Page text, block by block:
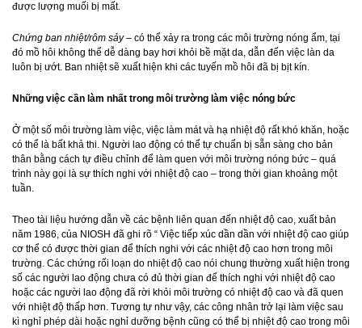
được lượng muối bị mất.
Chứng ban nhiệt/rôm sảy– có thể xảy ra trong các môi trường nóng ẩm, tại
đó mồ hôi không thể dễ dàng bay hơi khỏi bề mặt da, dẫn đến việc làn da
luôn bị ướt. Ban nhiệt sẽ xuất hiện khi các tuyến mồ hôi đã bị bịt kín.
Những việc cần làm nhất trong môi trường làm việc nóng bức
Ở một số môi trường làm việc, việc làm mát và hạ nhiệt độ rất khó khăn, hoặc
có thể là bất khả thi. Người lao động có thể tự chuẩn bị sẵn sàng cho bản
thân bằng cách tự điều chỉnh để làm quen với môi trường nóng bức – quá
trình này gọi là sự thích nghi với nhiệt độ cao – trong thời gian khoảng một
tuần.
Theo tài liệu hướng dẫn về các bệnh liên quan đến nhiệt độ cao, xuất bản
năm 1986, của NIOSH đã ghi rõ “ Việc tiếp xúc dần dần với nhiệt độ cao giúp
cơ thể có được thời gian để thích nghi với các nhiệt độ cao hơn trong môi
trường. Các chứng rối loạn do nhiệt độ cao nói chung thường xuất hiện trong
số các người lao động chưa có đủ thời gian để thích nghi với nhiệt độ cao
hoặc các người lao động đã rời khỏi môi trường có nhiệt độ cao và đã quen
với nhiệt độ thấp hơn. Tương tự như vậy, các công nhân trở lại làm việc sau
kì nghỉ phép dài hoặc nghỉ dưỡng bệnh cũng có thể bị nhiệt độ cao trong môi